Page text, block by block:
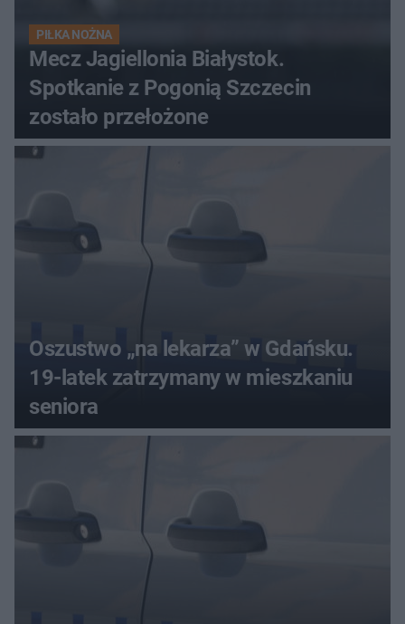
PIŁKA NOŻNA
Mecz Jagiellonia Białystok.
Spotkanie z Pogonią Szczecin
zostało przełożone
Oszustwo „na lekarza” w Gdańsku.
19-latek zatrzymany w mieszkaniu
seniora